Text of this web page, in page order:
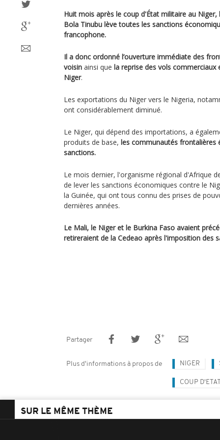
Huit mois après le coup d'État militaire au
Bola Tinubu lève toutes les sanctions
francophone.
Il a donc ordonné l’ouverture immédiate des
voisin ainsi que la reprise des vols commerciaux
Niger.
Les exportations du Niger vers le Nigeria,
ont considérablement diminué.
Le Niger, qui dépend des importations, a
produits de base, les communautés frontalières
sanctions.
Le mois dernier, l'organisme régional d'Afrique
de lever les sanctions économiques contre le
la Guinée, qui ont tous connu des prises de
dernières années.
Le Mali, le Niger et le Burkina Faso avaient
retireraient de la Cedeao après l'imposition des
Partager
Plus d'informations à propos de NIGER
COUP
SUR LE MÊME THÈME